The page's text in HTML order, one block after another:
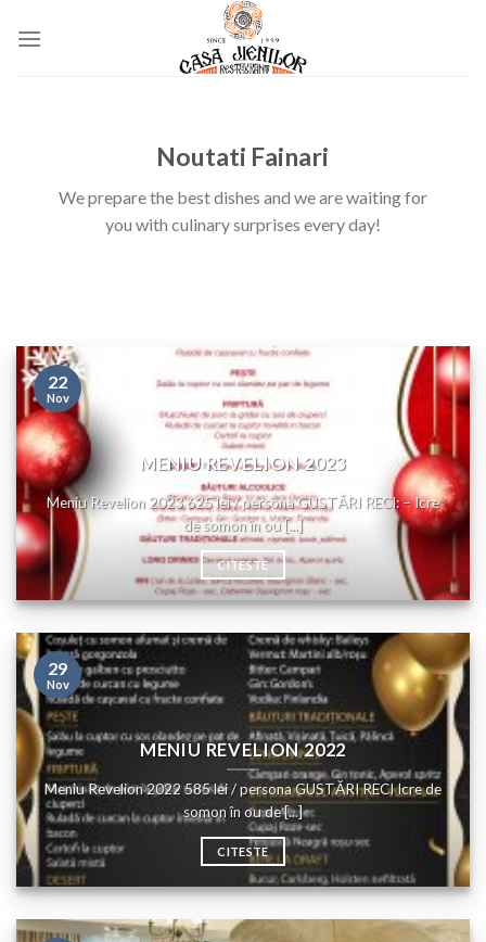
Noutati Fainari
We prepare the best dishes and we are waiting for
you with culinary surprises every day!
MENIU REVELION 2023
Meniu Revelion 2023 625 lei / persona GUSTĂRI RECI: – Icre
de somon în ou [...]
CITESTE
22
Nov
MENIU REVELION 2022
Meniu Revelion 2022 585 lei / persona GUSTĂRI RECI Icre de
somon în ou de [...]
CITESTE
29
Nov